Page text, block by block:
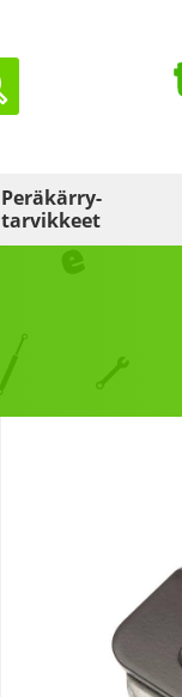
Peräkärry­
tarvikkeet